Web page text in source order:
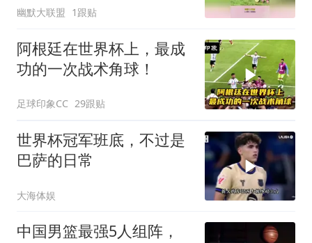
幽默大联盟 1跟贴
阿根廷在世界杯上，最成
功的一次战术角球！
足球印象CC 29跟贴
世界杯冠军班底，不过是
巴萨的日常
大海体娱
中国男篮最强5人组阵，